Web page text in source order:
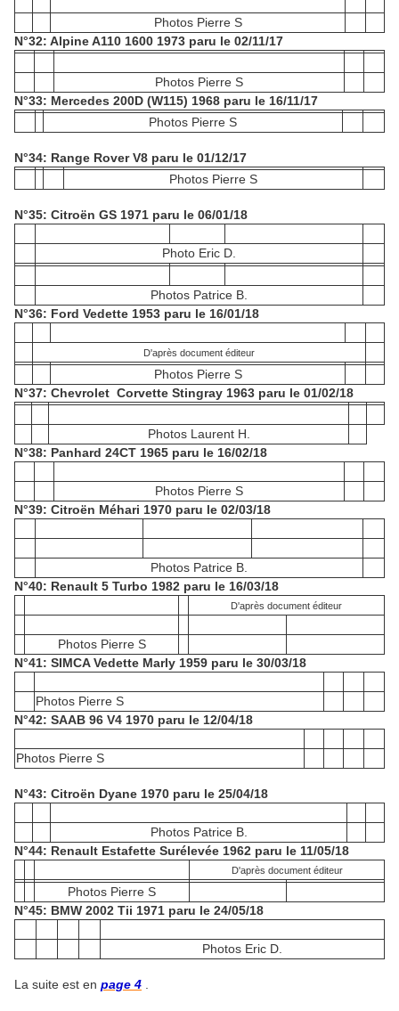
Photos Pierre S
N°32: Alpine A110 1600 1973 paru le 02/11/17
Photos Pierre S
N°33: Mercedes 200D (W115) 1968 paru le 16/11/17
Photos Pierre S
N°34: Range Rover V8 paru le 01/12/17
Photos Pierre S
N°35: Citroën GS 1971 paru le 06/01/18
Photo Eric D.
Photos Patrice B.
N°36: Ford Vedette 1953 paru le 16/01/18
D'après document éditeur
Photos Pierre S
N°37: Chevrolet Corvette Stingray 1963 paru le 01/02/18
Photos Laurent H.
N°38: Panhard 24CT 1965 paru le 16/02/18
Photos Pierre S
N°39: Citroën Méhari 1970 paru le 02/03/18
Photos Patrice B.
N°40: Renault 5 Turbo 1982 paru le 16/03/18
D'après document éditeur
Photos Pierre S
N°41: SIMCA Vedette Marly 1959 paru le 30/03/18
Photos Pierre S
N°42: SAAB 96 V4 1970 paru le 12/04/18
Photos Pierre S
N°43: Citroën Dyane 1970 paru le 25/04/18
Photos Patrice B.
N°44: Renault Estafette Surélevée 1962 paru le 11/05/18
D'après document éditeur
Photos Pierre S
N°45: BMW 2002 Tii 1971 paru le 24/05/18
Photos Eric D.
La suite est en page 4